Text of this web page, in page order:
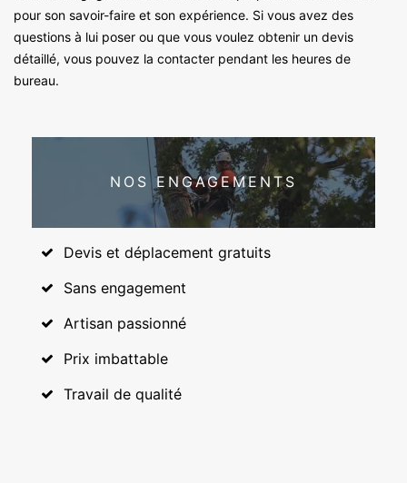
pour son savoir-faire et son expérience. Si vous avez des
questions à lui poser ou que vous voulez obtenir un devis
détaillé, vous pouvez la contacter pendant les heures de
bureau.
NOS ENGAGEMENTS
Devis et déplacement gratuits
Sans engagement
Artisan passionné
Prix imbattable
Travail de qualité